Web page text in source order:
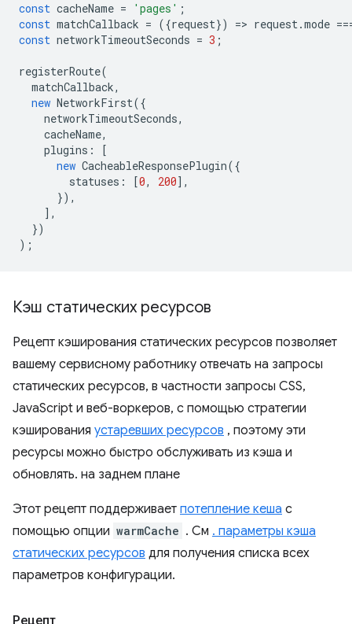
const cacheName = 'pages' ;
const matchCallback = ({request}) => request.mode
const networkTimeoutSeconds = 3 ;
registerRoute(
matchCallback,
new NetworkFirst({
networkTimeoutSeconds,
cacheName,
plugins :
[
new CacheableResponsePlugin({
statuses : [0, 200],
}),
],
})
);
Кэш статических ресурсов
Рецепт кэширования статических ресурсов позволяет
вашему сервисному работнику отвечать на запросы
статических ресурсов, в частности запросы CSS,
JavaScript и веб-воркеров, с помощью стратегии
кэширования устаревших ресурсов , поэтому эти
ресурсы можно быстро обслуживать из кэша и
обновлять. на заднем плане
Этот рецепт поддерживает потепление кеша с
помощью опции warmCache . См . параметры кэша
статических ресурсов для получения списка всех
параметров конфигурации.
Рецепт